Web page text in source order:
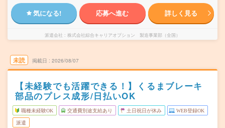
気になる! 応募へ進む 詳しく見る
派遣会社 株式会社綜合キャリアオプション 製造事業部（全国）
未読 掲載日 2026/08/07
【未経験でも活躍できる！】くるまブレーキ
部品のプレス成形/日払いOK
職種未経験OK 交通費別途支給あり 土日祝日が休み WEB登録OK
派遣